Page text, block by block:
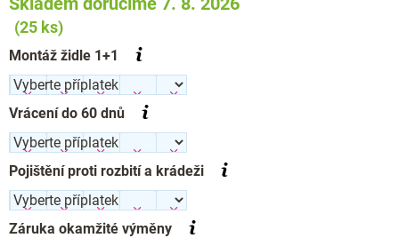
(25 ks)
Montáž židle 1+1
Vrácení do 60 dnů
Pojištění proti rozbití a krádeži
Záruka okamžité výměny